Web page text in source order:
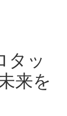
タッ
来を